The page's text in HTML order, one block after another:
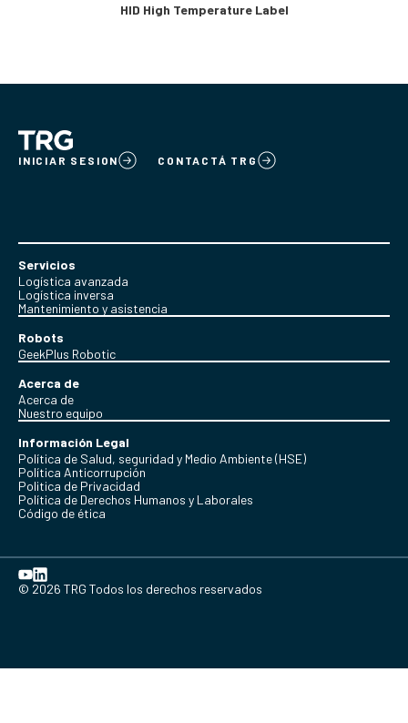
HID High Temperature Label
INICIAR SESION CONTACTÁ TRG
Servicios
Logística avanzada
Logística inversa
Mantenimiento y asistencia
Robots
GeekPlus Robotic
Acerca de
Acerca de
Nuestro equipo
Información Legal
Política de Salud, seguridad y Medio Ambiente (HSE)
Política Anticorrupción
Politica de Privacidad
Política de Derechos Humanos y Laborales
Código de ética
© 2026 TRG Todos los derechos reservados